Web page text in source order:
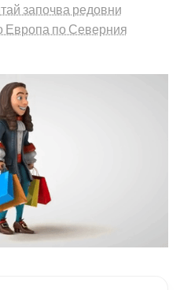
започва редовни
Европа по Северния